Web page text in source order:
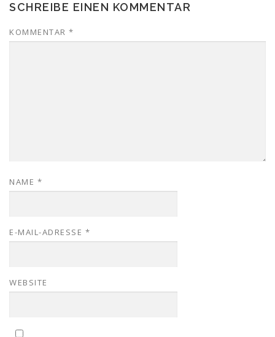
SCHREIBE EINEN KOMMENTAR
KOMMENTAR *
NAME *
E-MAIL-ADRESSE *
WEBSITE